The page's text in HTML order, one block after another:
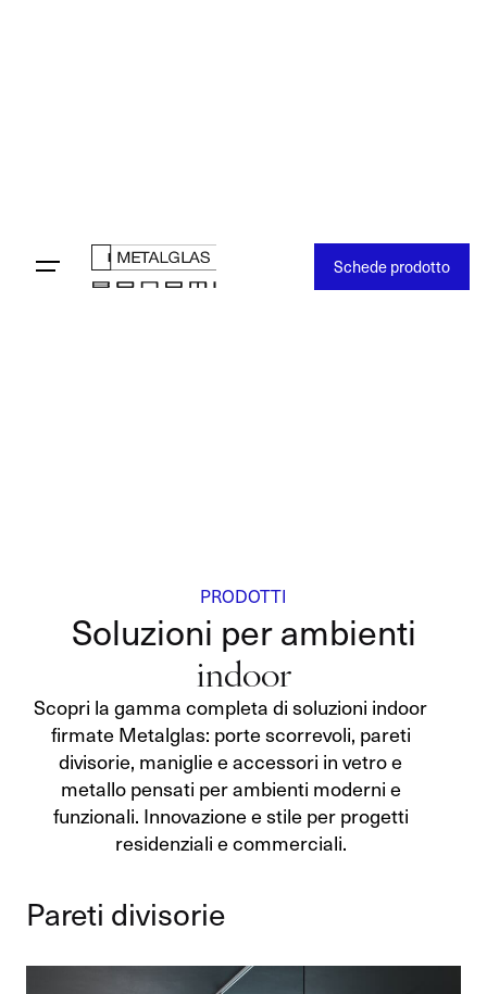
Schede prodotto
PRODOTTI
Soluzioni per ambienti
indoor
Scopri la gamma completa di soluzioni indoor
firmate Metalglas: porte scorrevoli, pareti
divisorie, maniglie e accessori in vetro e
metallo pensati per ambienti moderni e
funzionali. Innovazione e stile per progetti
residenziali e commerciali.
Pareti divisorie